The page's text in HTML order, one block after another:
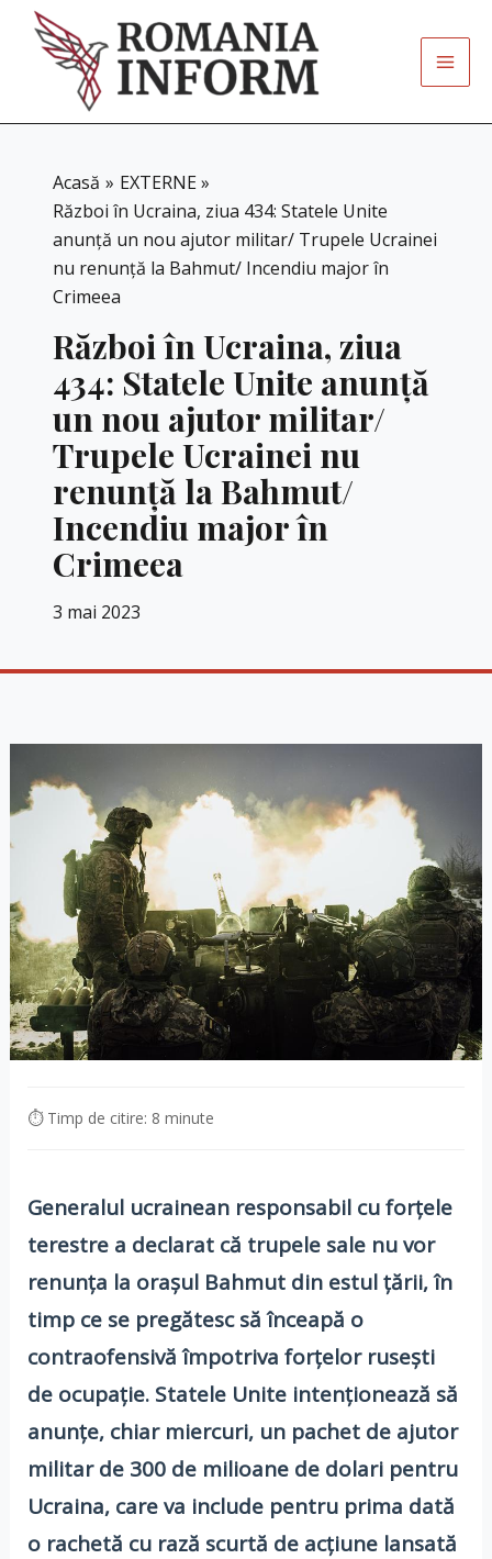
content
Acasă
EXTERNE
Război în Ucraina, ziua 434: Statele Unite
anunță un nou ajutor militar/ Trupele Ucrainei
nu renunță la Bahmut/ Incendiu major în
Crimeea
Război în Ucraina, ziua
434: Statele Unite anunță
un nou ajutor militar/
Trupele Ucrainei nu
renunță la Bahmut/
Incendiu major în
Crimeea
3 mai 2023
⏱ Timp de citire: 8 minute
Generalul ucrainean responsabil cu forțele
terestre a declarat că trupele sale nu vor
renunța la orașul Bahmut din estul țării, în
timp ce se pregătesc să înceapă o
contraofensivă împotriva forțelor rusești
de ocupație. Statele Unite intenționează să
anunțe, chiar miercuri, un pachet de ajutor
militar de 300 de milioane de dolari pentru
Ucraina, care va include pentru prima dată
o rachetă cu rază scurtă de acțiune lansată